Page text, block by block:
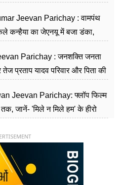
Jeevan Parichay : वामपंथ
कन्हैया का जेएनयू में बजा डंका,
Parichay : जनशक्ति जनता
प्रताप यादव परिवार और पिता की
Jeevan Parichay: फ्लॉप फिल्म
तक, जानें- 'मिले न मिले हम' के हीरो